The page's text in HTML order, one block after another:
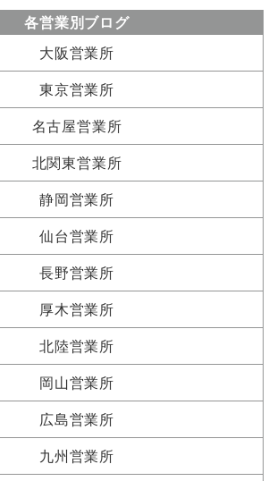
各営業別ブログ
大阪営業所
東京営業所
名古屋営業所
北関東営業所
静岡営業所
仙台営業所
長野営業所
厚木営業所
北陸営業所
岡山営業所
広島営業所
九州営業所